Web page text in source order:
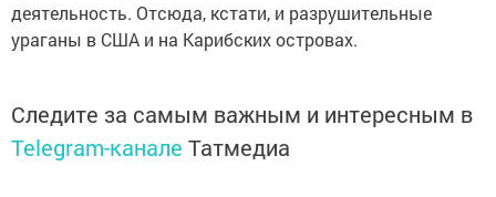
деятельность. Отсюда, кстати, и разрушительные
ураганы в США и на Карибских островах.
Следите за самым важным и интересным в
Telegram-канале Татмедиа